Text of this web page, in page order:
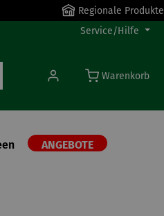
Regionale Produkte
Service/Hilfe
Warenkorb
ANGEBOTE